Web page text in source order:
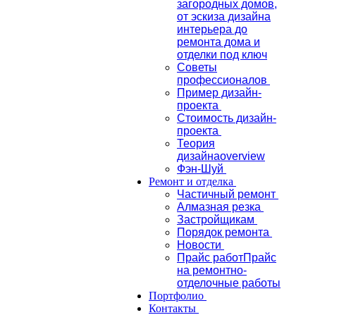
загородных домов,
от эскиза дизайна
интерьера до
ремонта дома и
отделки под ключ
Советы
профессионалов
Пример дизайн-
проекта
Стоимость дизайн-
проекта
Теория
дизайнаoverview
Фэн-Шуй
Ремонт и отделка
Частичный ремонт
Алмазная резка
Застройщикам
Порядок ремонта
Новости
Прайс работПрайс
на ремонтно-
отделочные работы
Портфолио
Контакты